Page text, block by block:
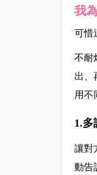
我
可惜
不耐
出、
用不
1.多
讓對
動告